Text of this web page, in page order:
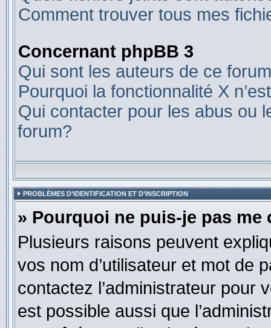
Comment trouver tous mes
Concernant phpBB 3
Qui sont les auteurs de ce
Pourquoi la fonctionnalité X
Qui contacter pour les abus ou
forum?
PROBLÈMES D’IDENTIFICATION ET D’INSCRIPTION
» Pourquoi ne puis-je pas me
Plusieurs raisons peuvent
vos nom d’utilisateur et mot de
contactez l’administrateur pour
est possible aussi que